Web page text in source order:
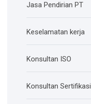
Jasa Pendirian PT
Keselamatan kerja
Konsultan ISO
Konsultan Sertifikasi